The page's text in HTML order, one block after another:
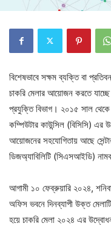
বিশেষভাবে সক্ষম ব্যক্তি বা
চাকরি মেলার আয়োজন করতে
প্রযুক্তি বিভাগ। ২০১৫ সাল থেকে
কম্পিউটার কাউন্সিল (বিসিসি)
আয়োজনের সহযোগিতায় আছে
ডিজঅ্যাবিলিটি (সিএসআইডি)
আগামী ১০ ফেব্রুয়ারি ২০২৪,
অফিস ভবনে দিনব্যাপী উক্ত
হয়ে চাকরি মেলা ২০২৪ এর